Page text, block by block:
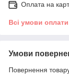
Оплата на
Всі умови оплати
Умови
Повернення